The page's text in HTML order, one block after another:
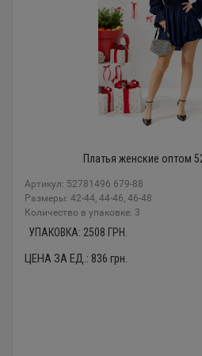
Платья женские оптом
Артикул: 52781496 679-88
Размеры: 42-44, 44-46, 46-48
Количество в упаковке: 3
УПАКОВКА: 2508 ГРН.
ЦЕНА ЗА ЕД.: 836 грн.